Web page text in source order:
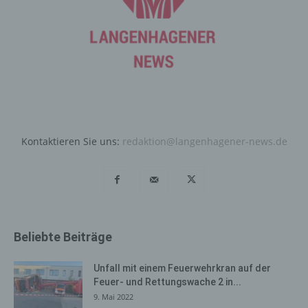
Kontaktieren Sie uns: redaktion@langenhagener-news.de
Beliebte Beiträge
Unfall mit einem Feuerwehrkran auf der
Feuer- und Rettungswache 2 in...
9. Mai 2022
Daten und Informationen. Diese allgemeinen Daten und
Informationen werden in den Logfiles des Servers
gespeichert. Erfasst werden können die (1) verwendeten
Browsertypen und Versionen, (2) das vom zugreifenden
System auf unserer Internetseite angesteuert werden,
Adresse), (7) der Internet-Service-Provider des
Systeme dienen.
Bei der Nutzung dieser allgemeinen Daten und
Informationen ziehen wird keine Rückschlüsse auf die
betroffene Person. Diese Informationen werden vielmehr